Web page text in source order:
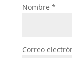
Nombre *
Correo